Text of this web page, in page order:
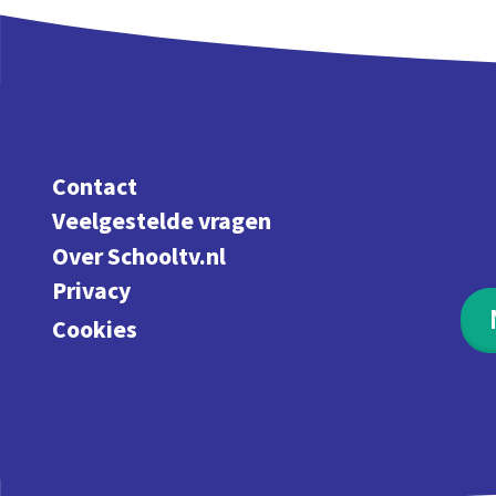
Contact
Veelgestelde vragen
Over Schooltv.nl
Privacy
Cookies